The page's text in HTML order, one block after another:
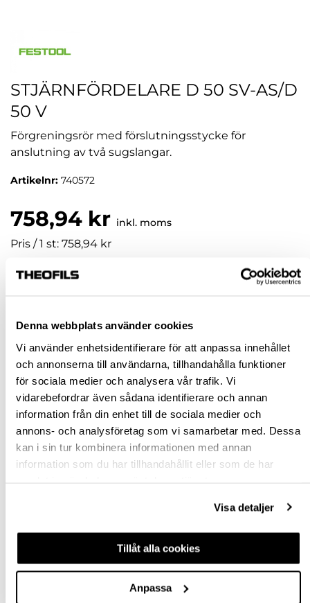
Denna webbplats använder cookies
Vi använder enhetsidentifierare för att anpassa innehållet
och annonserna till användarna, tillhandahålla funktioner
för sociala medier och analysera vår trafik. Vi
vidarebefordrar även sådana identifierare och annan
information från din enhet till de sociala medier och
annons- och analysföretag som vi samarbetar med. Dessa
kan i sin tur kombinera informationen med annan
information som du har tillhandahållit eller som de har
Visa detaljer
Tillåt alla cookies
Anpassa
STJÄRNFÖRDELARE D 50 SV-AS/D
50 V
Förgreningsrör med förslutningsstycke för
anslutning av två sugslangar.
Artikelnr: 740572
758,94 kr inkl. moms
Pris / 1 st: 758,94 kr
st
Jönköping huvudlager Tillfälligt slut i lager online
Jönköping butik Finns i lager
Malmö butik Finns i lager
Stockholm butik Finns i lager
Snabba leveranser
SPECIFIKATION